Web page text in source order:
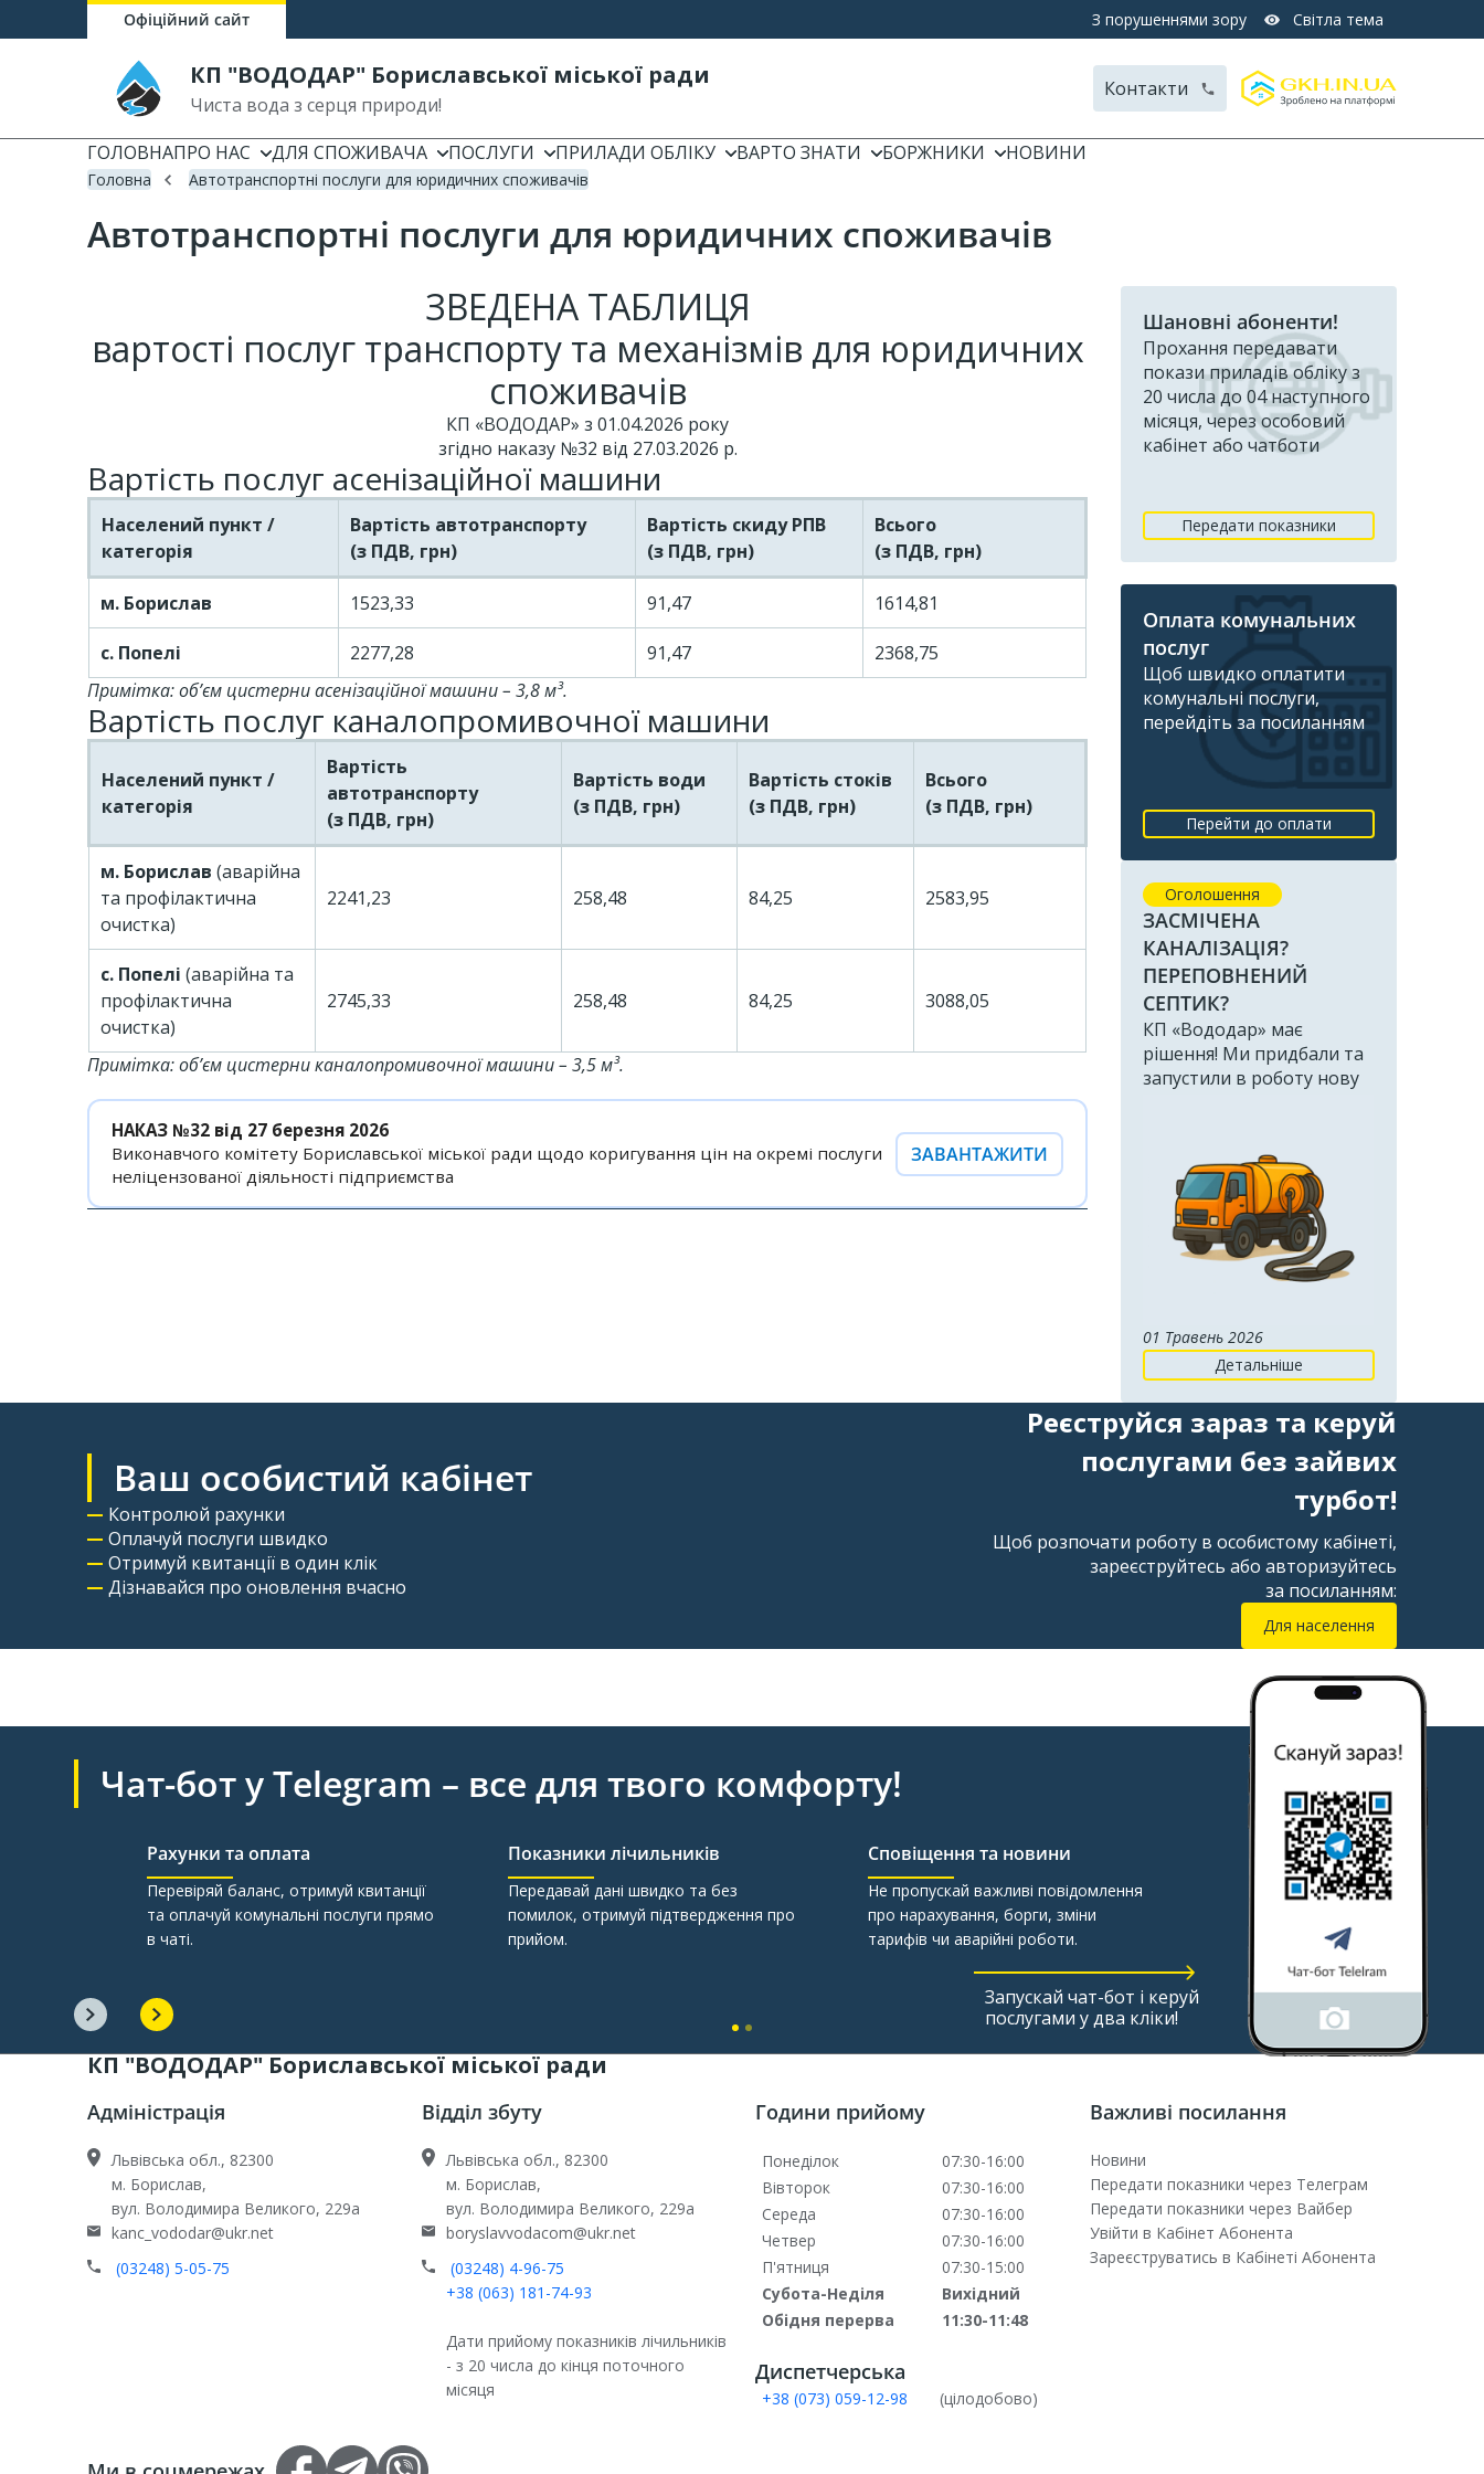
Офіційний сайт З порушеннями зору Світла тема
КП "ВОДОДАР" Бориславської міської ради
Чиста вода з серця природи!
Контакти
ГОЛОВНАПРО НАС ДЛЯ СПОЖИВАЧА ПОСЛУГИ ПРИЛАДИ ОБЛІКУ ВАРТО ЗНАТИ БОРЖНИКИ НОВИНИ
Головна Автотранспортні послуги для юридичних споживачів
Автотранспортні послуги для юридичних споживачів
ЗВЕДЕНА ТАБЛИЦЯ
вартості послуг транспорту та механізмів для юридичних
споживачів
КП «ВОДОДАР» з 01.04.2026 року
згідно наказу №32 від 27.03.2026 р.
Вартість послуг асенізаційної машини
Населений пункт /
категорія
Вартість автотранспорту
(з ПДВ, грн)
Вартість скиду РПВ
(з ПДВ, грн)
Всього
(з ПДВ, грн)
м. Борислав 1523,33 91,47 1614,81
с. Попелі 2277,28 91,47
2368,75
Примітка: об’єм цистерни асенізаційної машини – 3,8 м³.
Вартість послуг каналопромивочної машини
Населений пункт /
категорія
Вартість
автотранспорту
(з ПДВ, грн)
Вартість води
(з ПДВ, грн)
Вартість стоків
(з ПДВ, грн)
Всього
(з ПДВ, грн)
м. Борислав (аварійна
та профілактична
очистка)
2241,23 258,48 84,25 2583,95
с. Попелі (аварійна та
профілактична
очистка)
2745,33 258,48 84,25 3088,05
Примітка: об’єм цистерни каналопромивочної машини – 3,5 м³.
НАКАЗ №32 від 27 березня 2026
Виконавчого комітету Бориславської міської ради щодо коригування цін на окремі послуги
неліцензованої діяльності підприємства
ЗАВАНТАЖИТИ
Шановні абоненти!
Прохання передавати
покази приладів обліку з
20 числа до 04 наступного
місяця, через особовий
кабінет або чатботи
Передати показники
Оплата комунальних
послуг
Щоб швидко оплатити
комунальні послуги,
перейдіть за посиланням
Перейти до оплати
Оголошення
ЗАСМІЧЕНА
КАНАЛІЗАЦІЯ?
ПЕРЕПОВНЕНИЙ
СЕПТИК?
КП «Вододар» має
рішення! Ми придбали та
запустили в роботу нову
01 Травень 2026
Детальніше
Ваш особистий кабінет
Контролюй рахунки
Оплачуй послуги швидко
Отримуй квитанції в один клік
Дізнавайся про оновлення вчасно
Реєструйся зараз та керуй
послугами без зайвих
турбот!
Щоб розпочати роботу в особистому кабінеті,
зареєструйтесь або авторизуйтесь
за посиланням:
Для населення
Чат-бот у Telegram – все для твого комфорту!
Рахунки та оплата
Перевіряй баланс, отримуй квитанції
та оплачуй комунальні послуги прямо
в чаті.
Показники лічильників
Передавай дані швидко та без
помилок, отримуй підтвердження про
прийом.
Сповіщення та новини
Не пропускай важливі повідомлення
про нарахування, борги, зміни
тарифів чи аварійні роботи.
Запускай чат-бот і керуй
послугами у два кліки!
КП "ВОДОДАР" Бориславської міської ради
Адміністрація
Львівська обл., 82300
м. Борислав,
вул. Володимира Великого, 229а
kanc_vododar@ukr.net
(03248) 5-05-75
Відділ збуту
Львівська обл., 82300
м. Борислав,
вул. Володимира Великого, 229а
boryslavvodacom@ukr.net
(03248) 4-96-75
+38 (063) 181-74-93
Дати прийому показників лічильників
- з 20 числа до кінця поточного
місяця
Години прийому
Понеділок
07:30-16:00
Вівторок
07:30-16:00
Середа
07:30-16:00
Четвер
07:30-16:00
П'ятниця
07:30-15:00
Субота-Неділя
Вихідний
Обідня перерва
11:30-11:48
Диспетчерська
+38 (073) 059-12-98 (цілодобово)
Важливі посилання
Новини
Передати показники через Телеграм
Передати показники через Вайбер
Увійти в Кабінет Абонента
Зареєструватись в Кабінеті Абонента